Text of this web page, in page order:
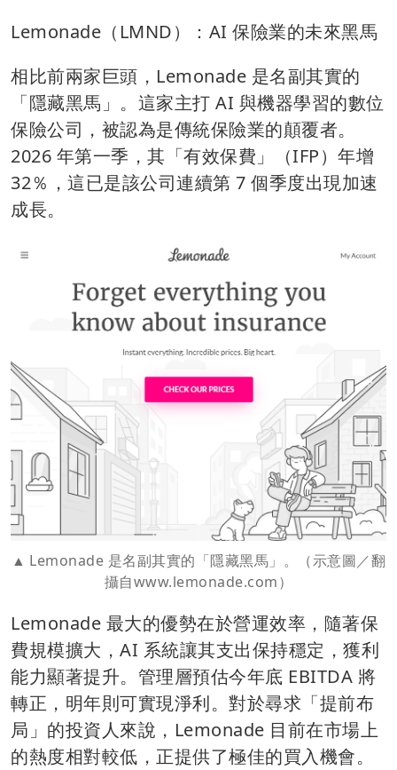
Lemonade（LMND）：AI 保險業的未來黑馬
相比前兩家巨頭，Lemonade 是名副其實的
「隱藏黑馬」。這家主打 AI 與機器學習的數位
保險公司，被認為是傳統保險業的顛覆者。
2026 年第一季，其「有效保費」（IFP）年增
32％，這已是該公司連續第 7 個季度出現加速
成長。
Lemonade 是名副其實的「隱藏黑馬」。（示意圖／翻
攝自www.lemonade.com）
Lemonade 最大的優勢在於營運效率，隨著保
費規模擴大，AI 系統讓其支出保持穩定，獲利
能力顯著提升。管理層預估今年底 EBITDA 將
轉正，明年則可實現淨利。對於尋求「提前布
局」的投資人來說，Lemonade 目前在市場上
的熱度相對較低，正提供了極佳的買入機會。